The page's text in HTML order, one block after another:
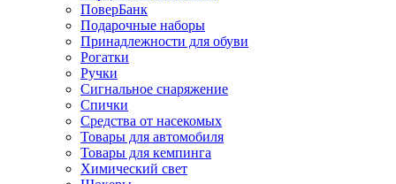
ПоверБанк
Подарочные наборы
Принадлежности для обуви
Рогатки
Ручки
Сигнальное снаряжение
Спички
Средства от насекомых
Товары для автомобиля
Товары для кемпинга
Химический свет